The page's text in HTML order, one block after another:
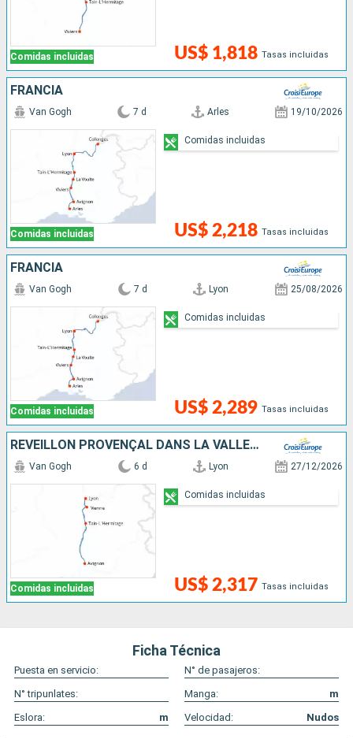
Comidas incluidas US$ 1,818 Tasas incluidas
FRANCIA
Comidas incluidas
Van Gogh 7 d Arles 19/10/2026
US$ 2,218 Tasas incluidas
Comidas incluidas
FRANCIA
Comidas incluidas
Van Gogh 7 d Lyon 25/08/2026
US$ 2,289 Tasas incluidas
Comidas incluidas
RÉVEILLON PROVENÇAL DANS LA VALLÉE DU RHÔNE
Comidas incluidas
Van Gogh 6 d Lyon 27/12/2026
US$ 2,317 Tasas incluidas
Comidas incluidas
Ficha Técnica
Puesta en servicio:
N° de pasajeros:
N° tripunlates:
Manga:
m
Eslora:
m Velocidad: Nudos